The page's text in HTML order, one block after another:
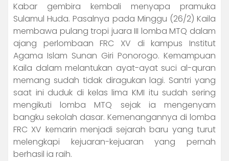
Kabar gembira kembali menyapa pramuka
Sulamul Huda. Pasalnya pada Minggu (26/2) Kaila
membawa pulang tropi juara III lomba MTQ dalam
ajang perlombaan FRC XV di kampus Institut
Agama Islam Sunan Giri Ponorogo. Kemampuan
Kaila dalam melantukan ayat-ayat suci al-quran
memang sudah tidak diragukan lagi. Santri yang
saat ini duduk di kelas lima KMI itu sudah sering
mengikuti lomba MTQ sejak ia mengenyam
bangku sekolah dasar. Kemenangannya di lomba
FRC XV kemarin menjadi sejarah baru yang turut
melengkapi kejuaran-kejuaran yang pernah
berhasil ia raih.